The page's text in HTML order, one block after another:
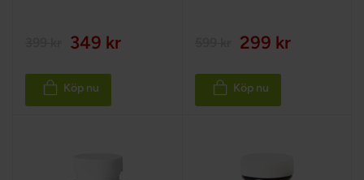
349 kr
Köp nu
299 kr
Köp nu